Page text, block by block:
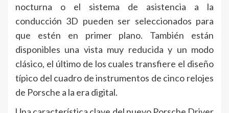
nocturna o el sistema de asistencia a la
conducción 3D pueden ser seleccionados para
que estén en primer plano. También están
disponibles una vista muy reducida y un modo
clásico, el último de los cuales transfiere el diseño
típico del cuadro de instrumentos de cinco relojes
de Porsche a la era digital.